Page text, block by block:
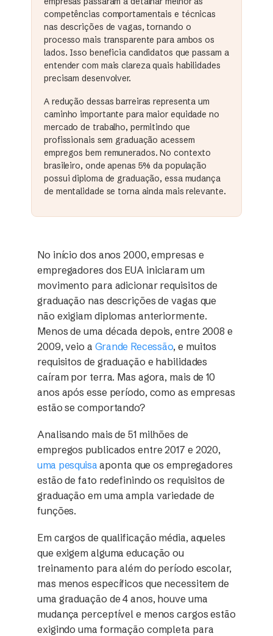
competências comportamentais e técnicas
nas descrições de vagas, tornando o
processo mais transparente para ambos os
lados. Isso beneficia candidatos que passam a
entender com mais clareza quais habilidades
precisam desenvolver.
A redução dessas barreiras representa um
caminho importante para maior equidade no
mercado de trabalho, permitindo que
profissionais sem graduação acessem
empregos bem remunerados. No contexto
brasileiro, onde apenas 5% da população
possui diploma de graduação, essa mudança
de mentalidade se torna ainda mais relevante.
No início dos anos 2000, empresas e
empregadores dos EUA iniciaram um
movimento para adicionar requisitos de
graduação nas descrições de vagas que
não exigiam diplomas anteriormente.
Menos de uma década depois, entre 2008 e
2009, veio a Grande Recessão, e muitos
requisitos de graduação e habilidades
caíram por terra. Mas agora, mais de 10
anos após esse período, como as empresas
estão se comportando?
Analisando mais de 51 milhões de
empregos publicados entre 2017 e 2020,
uma pesquisa aponta que os empregadores
estão de fato redefinindo os requisitos de
graduação em uma ampla variedade de
funções.
Em cargos de qualificação média, aqueles
que exigem alguma educação ou
treinamento para além do período escolar,
mas menos específicos que necessitem de
uma graduação de 4 anos, houve uma
mudança perceptível e menos cargos estão
exigindo uma formação completa para